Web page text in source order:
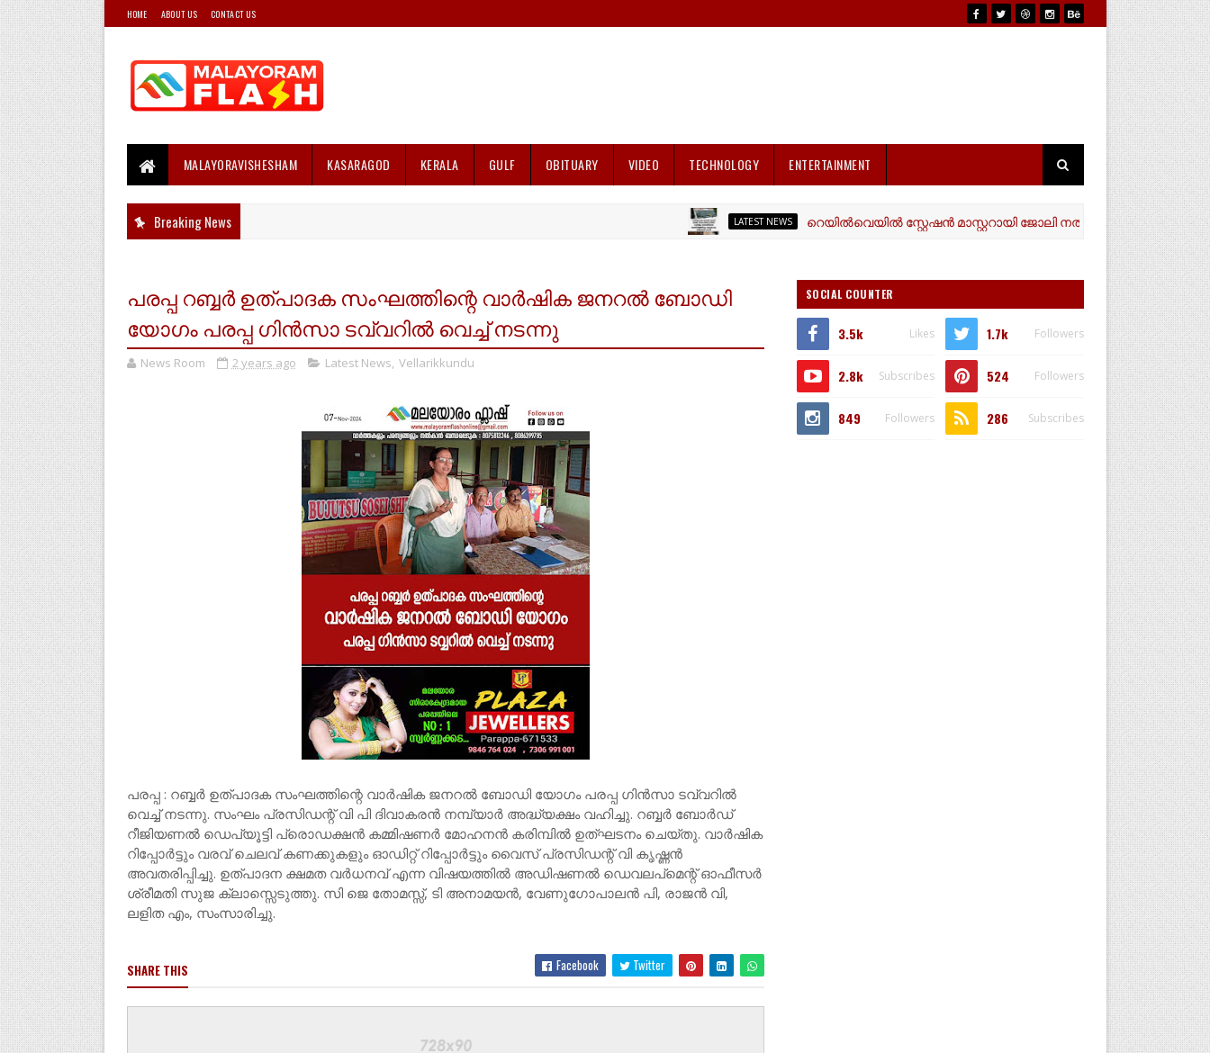
HOME ABOUT US CONTACT US
MALAYORAVISHESHAM KASARAGOD KERALA GULF OBITUARY VIDEO TECHNOLOGY ENTERTAINMENT
Breaking News LATEST NEWS റെയിൽവെയിൽ സ്റ്റേഷൻ മാസ്റ്ററായി ജോലി നൽകാമെന്ന് പറഞ്ഞ് കരിന്തളം
പരപ്പ റബ്ബർ ഉത്പാദക സംഘത്തിന്റെ വാർഷിക ജനറൽ ബോഡി
യോഗം പരപ്പ ഗിൻസാ ടവ്വറിൽ വെച്ച് നടന്നു
News Room 2 years ago Latest News, Vellarikkundu
പരപ്പ : റബ്ബർ ഉത്പാദക സംഘത്തിന്റെ വാർഷിക ജനറൽ ബോഡി യോഗം പരപ്പ ഗിൻസാ ടവ്വറിൽ
വെച്ച് നടന്നു. സംഘം പ്രസിഡന്റ്‌ വി പി ദിവാകരൻ നമ്പ്യാർ അദ്ധ്യക്ഷം വഹിച്ചു. റബ്ബർ ബോർഡ്‌
റീജിയണൽ ഡെപ്യൂട്ടി പ്രൊഡക്ഷൻ കമ്മിഷണർ മോഹനൻ കരിമ്പിൽ ഉത്ഘടനം ചെയ്തു. വാർഷിക
റിപ്പോർട്ടും വരവ് ചെലവ് കണക്കുകളും ഓഡിറ്റ് റിപ്പോർട്ടും വൈസ് പ്രസിഡന്റ്‌ വി കൃഷ്ണൻ
അവതരിപ്പിച്ചു. ഉത്പാദന ക്ഷമത വർധനവ് എന്ന വിഷയത്തിൽ അഡിഷണൽ ഡെവലപ്മെന്റ് ഓഫീസർ
ശ്രീമതി സുജ ക്ലാസ്സെടുത്തു. സി ജെ തോമസ്സ്‌, ടി അനാമയൻ, വേണുഗോപാലൻ പി, രാജൻ വി,
ലളിത എം, സംസാരിച്ചു.
SHARE THIS Facebook Twitter
SOCIAL COUNTER
3.5k Likes 1.7k Followers
2.8k Subscribes 524 Followers
849 Followers 286 Subscribes